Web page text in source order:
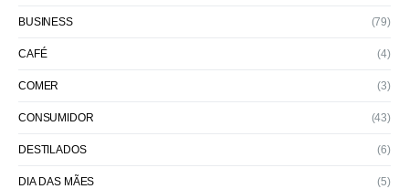
BUSINESS (79)
CAFÉ (4)
COMER (3)
CONSUMIDOR (43)
DESTILADOS (6)
DIA DAS MÃES (5)